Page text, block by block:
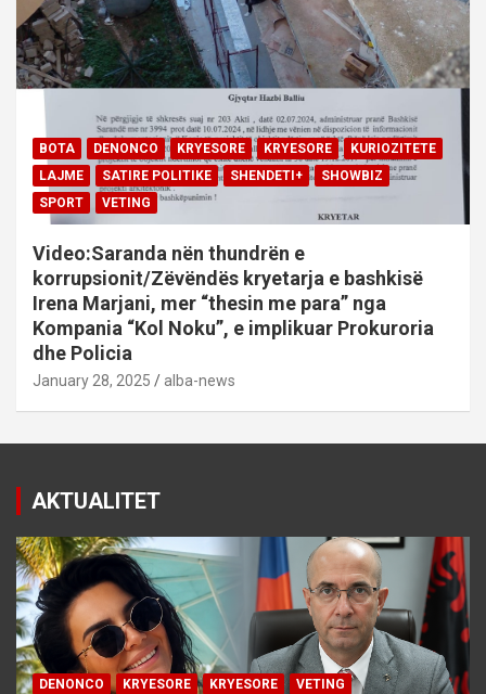
BOTA DENONCO KRYESORE KRYESORE
KURIOZITETE
LAJME
SATIRE POLITIKE SHENDETI+
SHOWBIZ
SPORT
VETING
Video:Saranda nën thundrën e
korrupsionit/Zëvëndës kryetarja e bashkisë
Irena Marjani, mer “thesin me para” nga
Kompania “Kol Noku”, e implikuar Prokuroria
dhe Policia
January 28, 2025 alba-news
AKTUALITET
DENONCO KRYESORE KRYESORE VETING